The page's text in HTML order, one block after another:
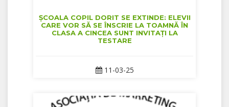
ȘCOALA COPIL DORIT SE EXTINDE: ELEVII
CARE VOR SĂ SE ÎNSCRIE LA TOAMNĂ ÎN
CLASA A CINCEA SUNT INVITAȚI LA
TESTARE
11-03-25